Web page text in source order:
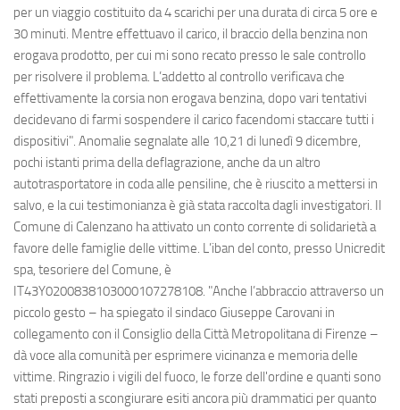
per un viaggio costituito da 4 scarichi per una durata di circa 5 ore e
30 minuti. Mentre effettuavo il carico, il braccio della benzina non
erogava prodotto, per cui mi sono recato presso le sale controllo
per risolvere il problema. L’addetto al controllo verificava che
effettivamente la corsia non erogava benzina, dopo vari tentativi
decidevano di farmi sospendere il carico facendomi staccare tutti i
dispositivi". Anomalie segnalate alle 10,21 di lunedì 9 dicembre,
pochi istanti prima della deflagrazione, anche da un altro
autotrasportatore in coda alle pensiline, che è riuscito a mettersi in
salvo, e la cui testimonianza è già stata raccolta dagli investigatori. Il
Comune di Calenzano ha attivato un conto corrente di solidarietà a
favore delle famiglie delle vittime. L’iban del conto, presso Unicredit
spa, tesoriere del Comune, è
IT43Y0200838103000107278108. "Anche l’abbraccio attraverso un
piccolo gesto – ha spiegato il sindaco Giuseppe Carovani in
collegamento con il Consiglio della Città Metropolitana di Firenze –
dà voce alla comunità per esprimere vicinanza e memoria delle
vittime. Ringrazio i vigili del fuoco, le forze dell'ordine e quanti sono
stati preposti a scongiurare esiti ancora più drammatici per quanto